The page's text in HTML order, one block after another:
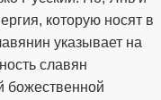
которую носят в
указывает на
славян
божественной